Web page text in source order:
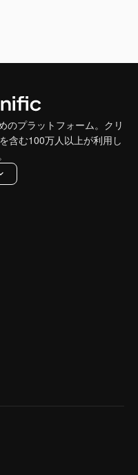
のプラットフォーム。クリ
含む100万人以上が利用し